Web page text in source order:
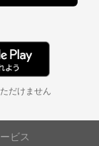
だけません
ビス